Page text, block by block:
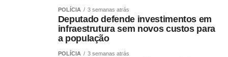
COMENTE ABAIXO:
WhatsApp
Facebook
TwitterMessenger
LinkedIn
POLÍCIA 3 semanas atrás
Deputado defende investimentos em
infraestrutura sem novos custos para
a população
POLÍCIA 3 semanas atrás